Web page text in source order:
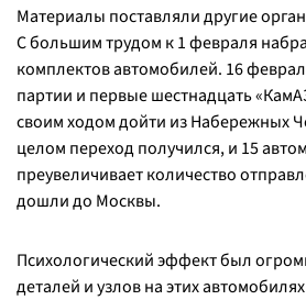
Материалы поставляли другие
С большим трудом к 1 февраля
комплектов автомобилей. 16
партии и первые шестнадцать
своим ходом дойти из Набережных
целом переход получился, и 15
преувеличивает количество
дошли до Москвы.
Психологический эффект был
деталей и узлов на этих